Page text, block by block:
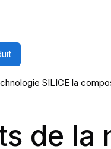
SILICE la
de la